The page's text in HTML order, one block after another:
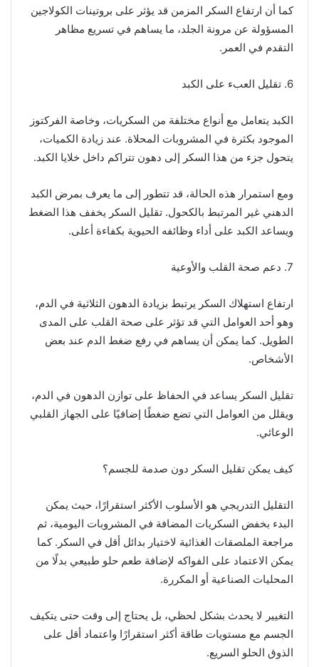
كما أن ارتفاع السكر المزمن قد يؤثر على بروتينات الكولاجين
المسؤولة عن مرونة الجلد، ما يساهم في تسريع مظاهر
التقدم في العمر.
6. تقليل العبء على الكبد
الكبد يتعامل مع أنواع مختلفة من السكريات، وخاصة الفركتوز
الموجود بكثرة في المشروبات المحلاة. عند زيادة الكميات،
يتحول جزء من هذا السكر إلى دهون تتراكم داخل خلايا الكبد.
ومع استمرار هذه الحالة، قد تتطور إلى ما يعرف بمرض الكبد
الدهني غير المرتبط بالكحول. تقليل السكر يخفف هذا الضغط
ويساعد الكبد على أداء وظائفه الحيوية بكفاءة أعلى.
7. دعم صحة القلب والأوعية
ارتفاع استهلاك السكر يرتبط بزيادة الدهون الثلاثية في الدم،
وهو أحد العوامل التي قد تؤثر على صحة القلب على المدى
الطويل. كما يمكن أن يساهم في رفع ضغط الدم عند بعض
الأشخاص.
تقليل السكر يساعد في الحفاظ على توازن الدهون في الدم،
ويقلل من العوامل التي تضع ضغطًا إضافيًا على الجهاز القلبي
الوعائي.
كيف يمكن تقليل السكر دون صدمة للجسم؟
التقليل التدريجي هو الأسلوب الأكثر استقرارًا، حيث يمكن
البدء بخفض السكريات المضافة في المشروبات اليومية، ثم
مراجعة الملصقات الغذائية لاختيار بدائل أقل في السكر. كما
يمكن الاعتماد على الفواكه لإضافة طعم حلو طبيعي بدلًا من
المحليات الصناعية أو المكررة.
التغيير لا يحدث بشكل لحظي، بل يحتاج إلى وقت حتى يتكيف
الجسم مع مستويات طاقة أكثر استقرارًا واعتماد أقل على
الذوق الحلو السريع.